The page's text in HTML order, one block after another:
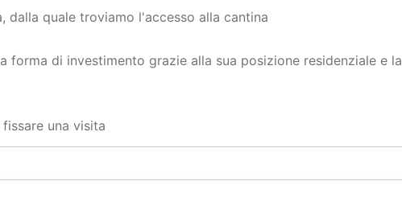
dalla quale troviamo l'accesso alla cantina
forma di investimento grazie alla sua posizione residenziale e la
una visita